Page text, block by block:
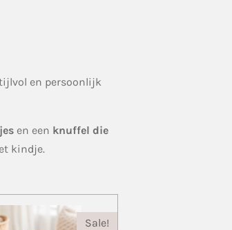
en persoonlijk
en een knuffel die
kindje.
Sale!